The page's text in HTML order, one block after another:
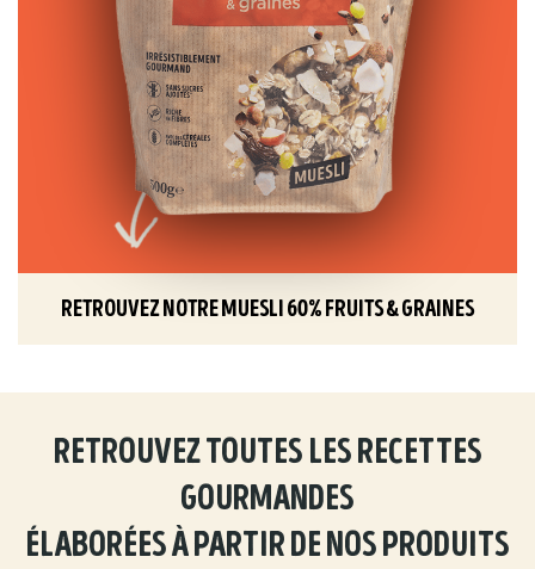
retrouvez notre muesli 60% fruits & graines
retrouvez toutes les recettes
gourmandes
élaborées à partir de nos produits